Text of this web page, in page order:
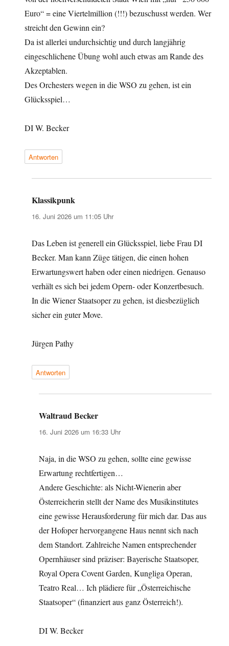
Euro“ = eine Viertelmillion (!!!) bezuschusst werden. Wer
streicht den Gewinn ein?
Da ist allerlei undurchsichtig und durch langjährig
eingeschlichene Übung wohl auch etwas am Rande des
Akzeptablen.
Des Orchesters wegen in die WSO zu gehen, ist ein
Glücksspiel…
DI W. Becker
Antworten
Klassikpunk
16. Juni 2026 um 11:05 Uhr
Das Leben ist generell ein Glücksspiel, liebe Frau DI
Becker. Man kann Züge tätigen, die einen hohen
Erwartungswert haben oder einen niedrigen. Genauso
verhält es sich bei jedem Opern- oder Konzertbesuch.
In die Wiener Staatsoper zu gehen, ist diesbezüglich
sicher ein guter Move.
Jürgen Pathy
Antworten
Waltraud Becker
16. Juni 2026 um 16:33 Uhr
Naja, in die WSO zu gehen, sollte eine gewisse
Erwartung rechtfertigen…
Andere Geschichte: als Nicht-Wienerin aber
Österreicherin stellt der Name des Musikinstitutes
eine gewisse Herausforderung für mich dar. Das aus
der Hofoper hervorgangene Haus nennt sich nach
dem Standort. Zahlreiche Namen entsprechender
Opernhäuser sind präziser: Bayerische Staatsoper,
Royal Opera Covent Garden, Kungliga Operan,
Teatro Real… Ich plädiere für „Österreichische
Staatsoper“ (finanziert aus ganz Österreich!).
DI W. Becker